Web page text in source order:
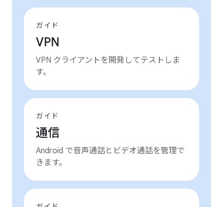
ガイド
VPN
VPN クライアントを開発してテストしま
す。
ガイド
通信
Android で音声通話とビデオ通話を管理で
きます。